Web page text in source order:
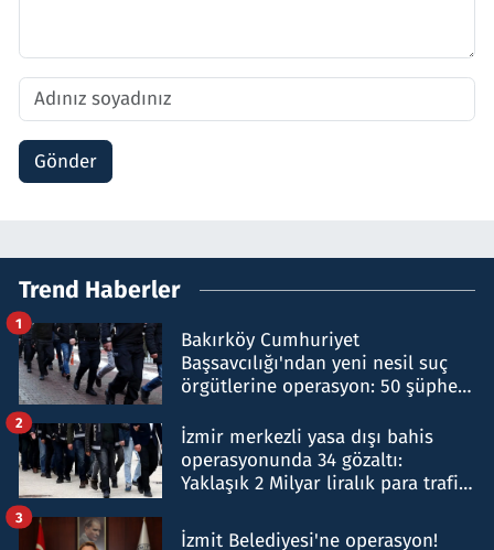
Gönder
Trend Haberler
Bakırköy Cumhuriyet
Başsavcılığı'ndan yeni nesil suç
örgütlerine operasyon: 50 şüpheli
1
İzmir merkezli yasa dışı bahis
operasyonunda 34 gözaltı:
Yaklaşık 2 Milyar liralık para trafiği
2
İzmit Belediyesi'ne operasyon!
3